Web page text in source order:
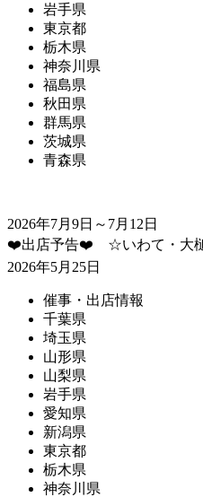
岩手県
東京都
栃木県
神奈川県
福島県
秋田県
群馬県
茨城県
青森県
2026年7月9日～7月12日
❤️出店予告❤️ ☆いわて・大
2026年5月25日
催事・出店情報
千葉県
埼玉県
山形県
山梨県
岩手県
愛知県
新潟県
東京都
栃木県
神奈川県